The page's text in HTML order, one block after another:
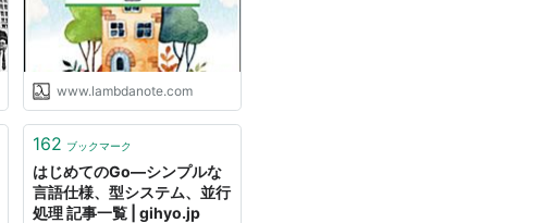
www.lambdanote.com
162 ブックマーク
はじめてのGo―シンプルな
言語仕様、型システム、並行
処理 記事一覧 | gihyo.jp